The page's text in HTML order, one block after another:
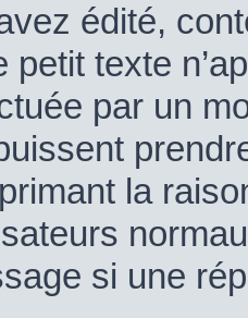
édité,
petit texte
par un
la
si une